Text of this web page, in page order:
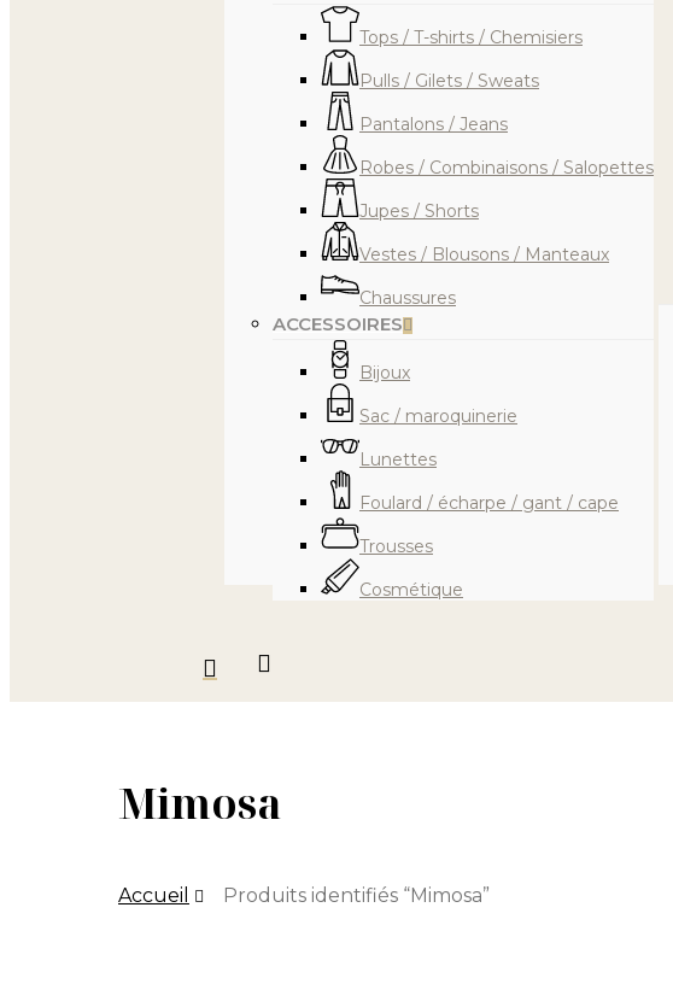
Appuyez sur Entrée pour rechercher ou ESC pour fermer
Tops / T-shirts / Chemisiers
Pulls / Gilets / Sweats
Pantalons / Jeans
Robes / Combinaisons / Salopettes
Jupes / Shorts
Vestes / Blousons / Manteaux
Chaussures
ACCESSOIRES
Bijoux
Sac / maroquinerie
Lunettes
Foulard / écharpe / gant / cape
Trousses
Cosmétique
search
Mimosa
Accueil Produits identifiés “Mimosa”